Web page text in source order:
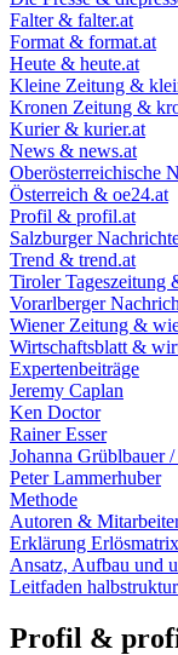
Falter & falter.at
Format & format.at
Heute & heute.at
Kleine Zeitung &
Kronen Zeitung &
Kurier & kurier.at
News & news.at
Oberösterreichische
Österreich & oe24.at
Profil & profil.at
Salzburger
Trend & trend.at
Tiroler Tageszeitung
Vorarlberger
Wiener Zeitung &
Wirtschaftsblatt &
Expertenbeiträge
Jeremy Caplan
Ken Doctor
Rainer Esser
Johanna Grüblbauer
Peter Lammerhuber
Methode
Autoren &
Erklärung Erlösmatrix
Ansatz, Aufbau und
Leitfaden
Profil &